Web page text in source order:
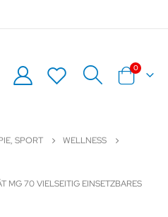
Warenkorb
0Artikel
SPORT
WELLNESS
MG 70 VIELSEITIG EINSETZBARES